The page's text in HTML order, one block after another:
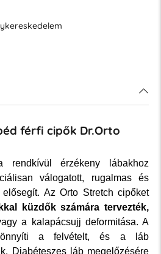
férfi cipők Dr.Orto
érzékeny lábakhoz
válogatott, rugalmas és
Az Orto Stretch cipőket
küzdők számára tervezték,
a kalapácsujj deformitása. A
a felvételt, és a láb
Diabéteszes láb megelőzésére